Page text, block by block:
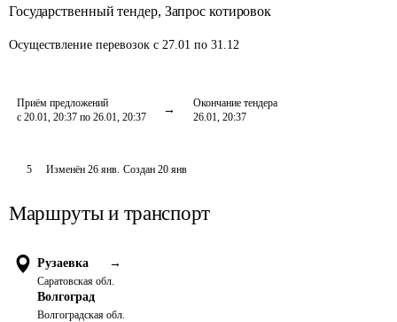
Государственный тендер, Запрос котировок
Осуществление перевозок с 27.01 по 31.12
Приём предложений
с 20.01, 20:37 по 26.01, 20:37
Окончание тендера
26.01, 20:37
5 Изменён 26 янв. Создан 20 янв
Маршруты и транспорт
Рузаевка →
Саратовская обл.
Волгоград
Волгоградская обл.